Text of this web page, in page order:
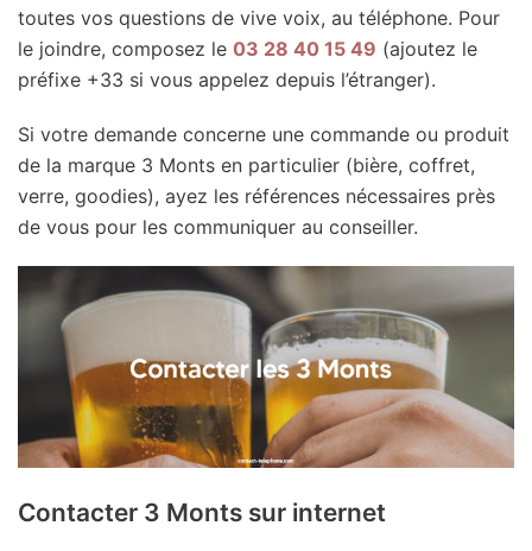
toutes vos questions de vive voix, au téléphone. Pour
le joindre, composez le 03 28 40 15 49 (ajoutez le
préfixe +33 si vous appelez depuis l’étranger).
Si votre demande concerne une commande ou produit
de la marque 3 Monts en particulier (bière, coffret,
verre, goodies), ayez les références nécessaires près
de vous pour les communiquer au conseiller.
Contacter 3 Monts sur internet